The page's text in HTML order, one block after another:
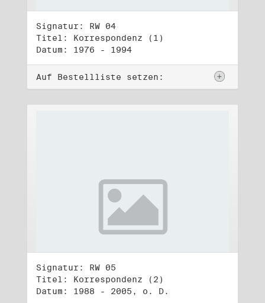
Signatur: RW 04
Titel: Korrespondenz (1)
Datum: 1976 - 1994
Auf Bestellliste setzen:
Signatur: RW 05
Titel: Korrespondenz (2)
Datum: 1988 - 2005, o. D.